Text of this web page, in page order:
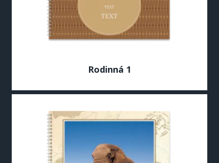
Rodinná 1